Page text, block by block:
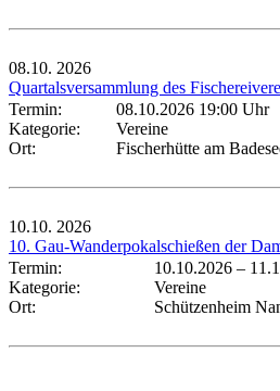
08.10. 2026
Quartalsversammlung des
Termin:
08.10.2026 19:00 Uhr
Kategorie:
Vereine
Ort:
Fischerhütte am
10.10. 2026
10. Gau-Wanderpokalschießen der
Termin:
10.10.2026 –
Kategorie:
Vereine
Ort:
Schützenheim